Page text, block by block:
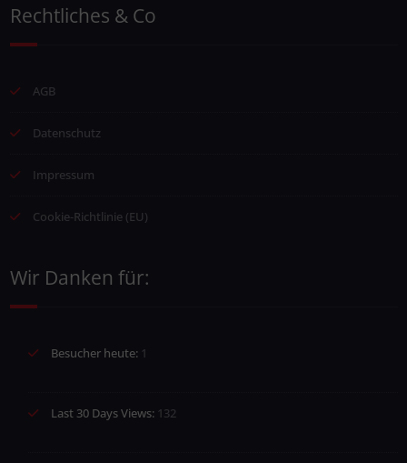
Rechtliches & Co
AGB
Datenschutz
Impressum
Cookie-Richtlinie (EU)
Wir Danken für:
Besucher heute: 1
Last 30 Days Views: 132